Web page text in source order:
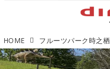
HOME フルーツパーク時之栖